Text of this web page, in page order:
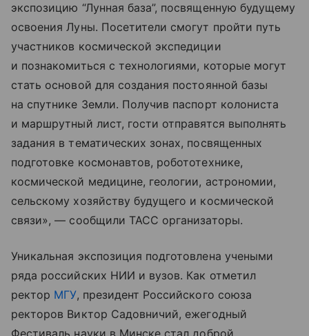
экспозицию “Лунная база”, посвященную будущему
освоения Луны. Посетители смогут пройти путь
участников космической экспедиции
и познакомиться с технологиями, которые могут
стать основой для создания постоянной базы
на спутнике Земли. Получив паспорт колониста
и маршрутный лист, гости отправятся выполнять
задания в тематических зонах, посвященных
подготовке космонавтов, робототехнике,
космической медицине, геологии, астрономии,
сельскому хозяйству будущего и космической
связи», — сообщили ТАСС организаторы.
Уникальная экспозиция подготовлена учеными
ряда российских НИИ и вузов. Как отметил
ректор МГУ, президент Российского союза
ректоров Виктор Садовничий, ежегодный